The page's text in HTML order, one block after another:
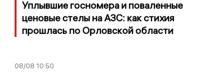
Уплывшие госномера и поваленные
ценовые стелы на АЗС: как стихия
прошлась по Орловской области
08/08 10:50